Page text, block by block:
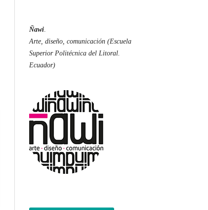
Ñawi
Arte, diseño, comunicación (Escuela
Superior Politécnica del Litoral.
Ecuador)